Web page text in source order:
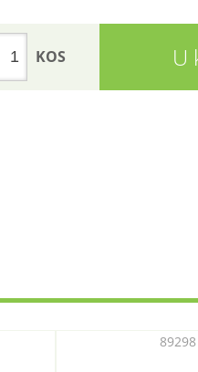
U
KOS
89298